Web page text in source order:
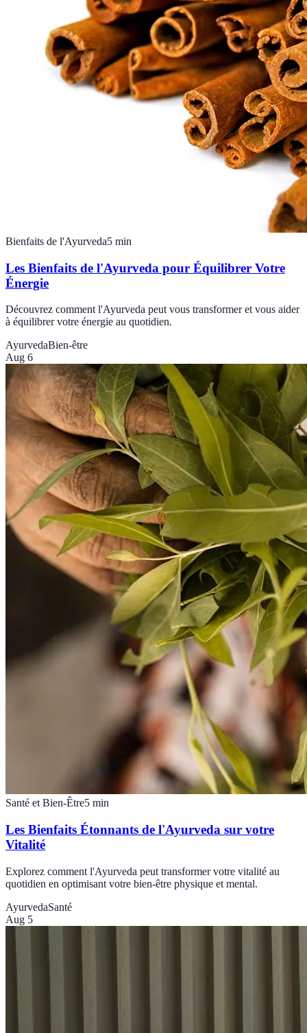
Bienfaits de l'Ayurveda5 min
Les Bienfaits de l'Ayurveda pour Équilibrer Votre
Énergie
Découvrez comment l'Ayurveda peut vous transformer et vous aider
à équilibrer votre énergie au quotidien.
AyurvedaBien-être
Aug 6
Santé et Bien-Être5 min
Les Bienfaits Étonnants de l'Ayurveda sur votre
Vitalité
Explorez comment l'Ayurveda peut transformer votre vitalité au
quotidien en optimisant votre bien-être physique et mental.
AyurvedaSanté
Aug 5